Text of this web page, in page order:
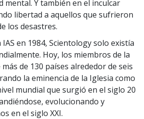
mental. Y también en el inculcar
libertad a aquellos que sufrieron
los desastres.
en 1984, Scientology solo existía
Hoy, los miembros de la
de 130 países alrededor de seis
la eminencia de la Iglesia como
mundial que surgió en el siglo 20
evolucionando y
en el siglo XXI.